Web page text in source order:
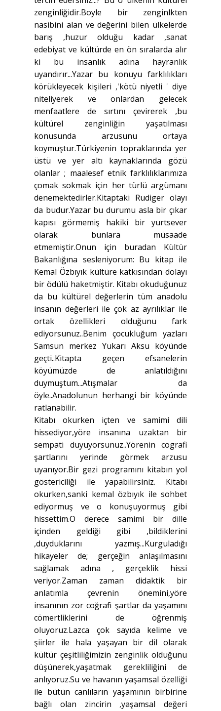
zenginliğidir.Boyle bir zenginlkten
nasibini alan ve değerini bilen ülkelerde
barış ,huzur olduğu kadar ,sanat
edebiyat ve kültürde en ön sıralarda alır
ki bu insanlık adına hayranlık
uyandırır...Yazar bu konuyu farklılıkları
körükleyecek kişileri ,'kötü niyetli ' diye
niteliyerek ve onlardan gelecek
menfaatlere de sırtını çevirerek ,bu
kültürel zenginliğin yaşatılması
konusunda arzusunu ortaya
koymuştur.Türkiyenin topraklarında yer
üstü ve yer altı kaynaklarında gözü
olanlar ; maalesef etnik farklılıklarımıza
çomak sokmak için her türlü argümanı
denemektedirler.Kitaptaki Rudiger olayı
da budur.Yazar bu durumu asla bir çıkar
kapısı görmemiş hakiki bir yurtsever
olarak bunlara müsaade
etmemiştir.Onun için buradan Kültür
Bakanlığına sesleniyorum: Bu kitap ile
Kemal Özbıyık kültüre katkısından dolayı
bir ödülü haketmiştir. Kitabı okuduğunuz
da bu kültürel değerlerin tüm anadolu
insanın değerleri ile çok az ayrılıklar ile
ortak özellikleri olduğunu fark
ediyorsunuz..Benim çocukluğum yazları
Samsun merkez Yukarı Aksu köyünde
geçti..Kitapta geçen efsanelerin
köyümüzde de anlatıldığını
duymuştum...Atışmalar da
öyle..Anadolunun herhangi bir köyünde
ratlanabilir.
Kitabı okurken içten ve samimi dili
hissediyor,yöre insanına uzaktan bir
sempati duyuyorsunuz..Yörenin cografi
şartlarını yerinde görmek arzusu
uyanıyor.Bir gezi programını kitabın yol
göstericiliği ile yapabilirsiniz. Kitabı
okurken,sanki kemal özbıyık ile sohbet
ediyormuş ve o konuşuyormuş gibi
hissettim.O derece samimi bir dille
içinden geldiği gibi ,bildiklerini
,duyduklarını yazmış...Kurguladığı
hikayeler de; gerçeğin anlaşılmasını
sağlamak adına , gerçeklik hissi
veriyor.Zaman zaman didaktik bir
anlatımla çevrenin önemini,yöre
insanının zor coğrafi şartlar da yaşamını
cömertliklerini de öğrenmiş
oluyoruz.Lazca çok sayıda kelime ve
şiirler ile hala yaşayan bir dil olarak
kültür çeşitliliğimizin zenginlik olduğunu
düşünerek,yaşatmak gerekliliğini de
anlıyoruz.Su ve havanın yaşamsal özelliği
ile bütün canlıların yaşamının birbirine
bağlı olan zincirin ,yaşamsal değeri